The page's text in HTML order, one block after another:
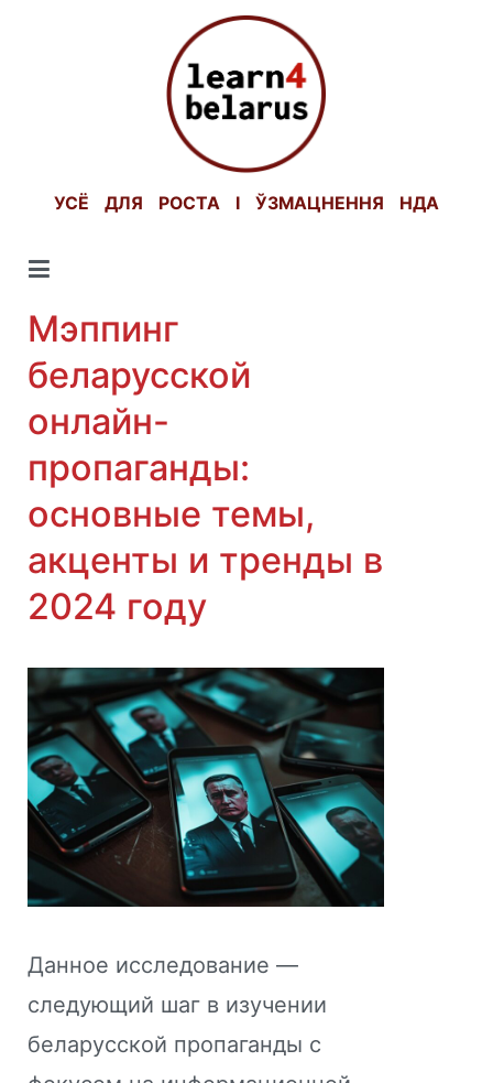
УСЁ ДЛЯ РОСТА І ЎЗМАЦНЕННЯ НДА
Мэппинг
беларусской
онлайн-
пропаганды:
основные темы,
акценты и тренды в
2024 году
Данное исследование —
следующий шаг в изучении
беларусской пропаганды с